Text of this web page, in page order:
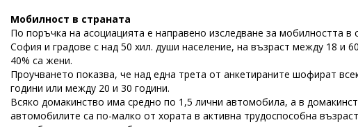
Мобилност в страната
По поръчка на асоциацията е направено изследване за мобилността
София и градове с над 50 хил. души население, на възраст между 18 и
40% са жени.
Проучването показва, че над една трета от анкетираните шофират
години или между 20 и 30 години.
Всяко домакинство има средно по 1,5 лични автомобила, а в
автомобилите са по-малко от хората в активна трудоспособна